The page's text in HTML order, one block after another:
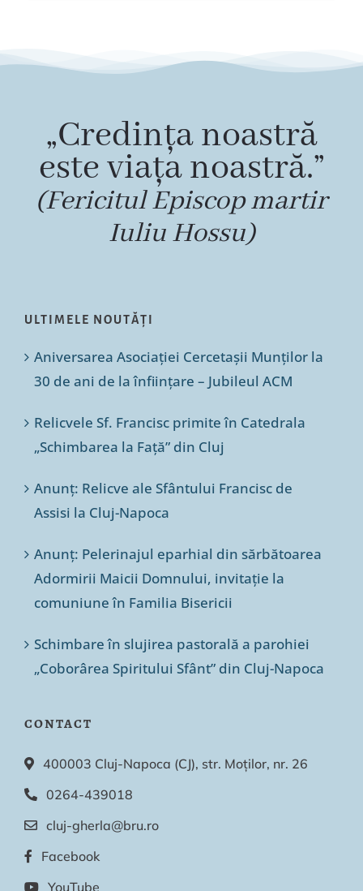
„Credința noastră
este viața noastră.”
(Fericitul Episcop martir
Iuliu Hossu)
ULTIMELE NOUTĂȚI
Aniversarea Asociației Cercetașii Munților la
30 de ani de la înființare – Jubileul ACM
Relicvele Sf. Francisc primite în Catedrala
„Schimbarea la Față” din Cluj
Anunț: Relicve ale Sfântului Francisc de
Assisi la Cluj-Napoca
Anunț: Pelerinajul eparhial din sărbătoarea
Adormirii Maicii Domnului, invitație la
comuniune în Familia Bisericii
Schimbare în slujirea pastorală a parohiei
„Coborârea Spiritului Sfânt” din Cluj-Napoca
CONTACT
400003 Cluj-Napoca (CJ), str. Moților, nr. 26
0264-439018
cluj-gherla@bru.ro
Facebook
YouTube